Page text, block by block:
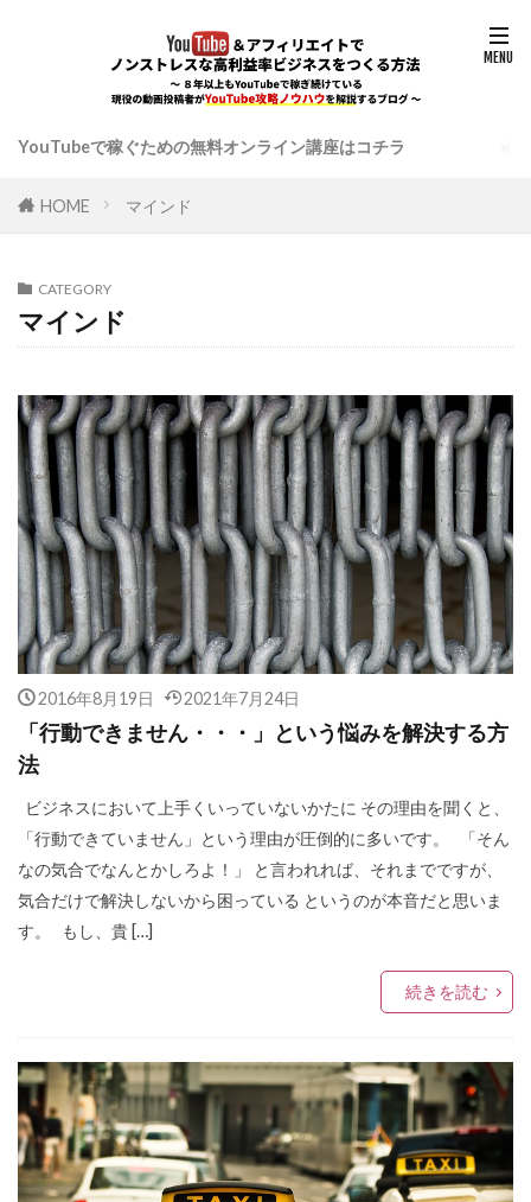
YouTubeで稼ぐための無料オンライン講座はコチラ
HOME マインド
CATEGORY
マインド
2016年8月19日 2021年7月24日
「行動できません・・・」という悩みを解決する方
法
ビジネスにおいて上手くいっていないかたに その理由を聞くと、
「行動できていません」という理由が圧倒的に多いです。 「そん
なの気合でなんとかしろよ！」 と言われれば、それまでですが、
気合だけで解決しないから困っている というのが本音だと思いま
す。 もし、貴 […]
続きを読む